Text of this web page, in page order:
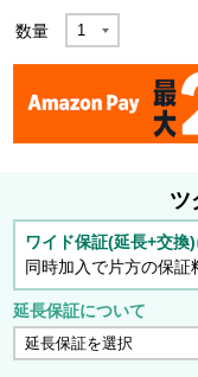
数量
ツ
ワイド保証(延長+交換
同時加入で片方の保証
延長保証について